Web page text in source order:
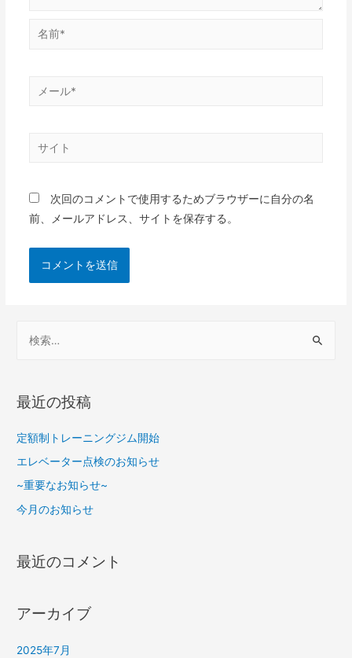
次回のコメントで使用するためブラウザーに自分の名
前、メールアドレス、サイトを保存する。
最近の投稿
定額制トレーニングジム開始
エレベーター点検のお知らせ
~重要なお知らせ~
今月のお知らせ
最近のコメント
アーカイブ
2025年7月